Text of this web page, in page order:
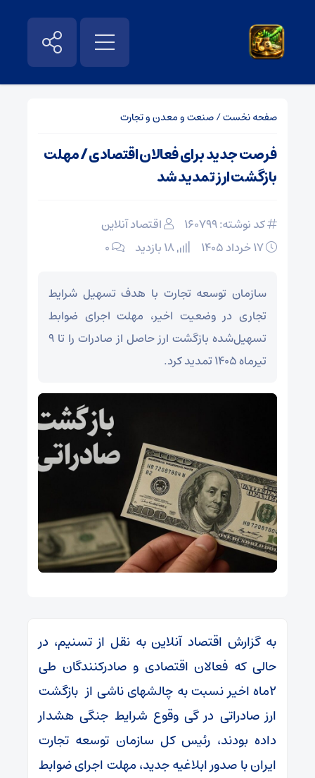
صفحه نخست/صنعت و معدن و تجارت
فرصت جدید برای فعالان اقتصادی / مهلت
بازگشت ارز تمدید شد
کد نوشته: 160799
اقتصاد آنلاین
۰
سازمان توسعه تجارت با هدف تسهیل شرایط
تجاری در وضعیت اخیر، مهلت اجرای ضوابط
تسهیل‌شده بازگشت ارز حاصل از صادرات را تا ۹
تیرماه ۱۴۰۵ تمدید کرد.
به گزارش اقتصاد آنلاین به نقل از تسنیم، در
حالی که فعالان اقتصادی و صادرکنندگان طی
۲ماه‌ اخیر نسبت به چالشهای ناشی از بازگشت
ارز صادراتی در گی وقوع شرایط جنگی هشدار
داده بودند، رئیس کل سازمان توسعه تجارت
ایران با صدور ابلاغیه جدید، مهلت اجرای ضوابط